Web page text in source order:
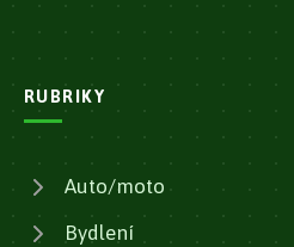
RUBRIKY
Auto/moto
Bydlení